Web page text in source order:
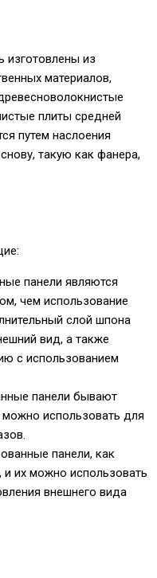
изготовлены из
материалов,
плиты средней
путем наслоения
такую как фанера,
панели являются
чем использование
слой шпона
вид, а также
с использованием
панели бывают
можно использовать для
панели, как
и их можно использовать
внешнего вида